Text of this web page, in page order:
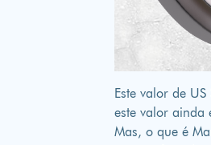
Este valor de
este valor ainda
Mas, o que é